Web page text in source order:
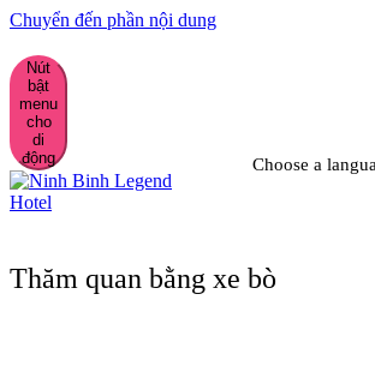
Chuyển đến phần nội dung
Nút
bật
menu
cho
di
động
Thăm quan bằng xe bò
Choose a